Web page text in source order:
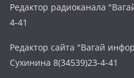
Редактор радиоканала
4-41
Редактор сайта "Вагай
Сухинина 8(34539)23-4-41